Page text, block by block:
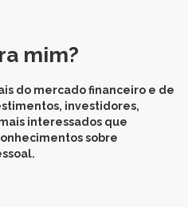
mim?
do mercado financeiro e de
investidores,
interessados que
sobre